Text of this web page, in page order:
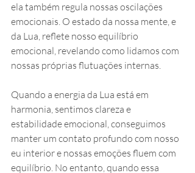
ela também regula nossas oscilações
emocionais. O estado da nossa mente, e
da Lua, reflete nosso equilíbrio
emocional, revelando como lidamos com
nossas próprias flutuações internas.
Quando a energia da Lua está em
harmonia, sentimos clareza e
estabilidade emocional, conseguimos
manter um contato profundo com nosso
eu interior e nossas emoções fluem com
equilíbrio. No entanto, quando essa